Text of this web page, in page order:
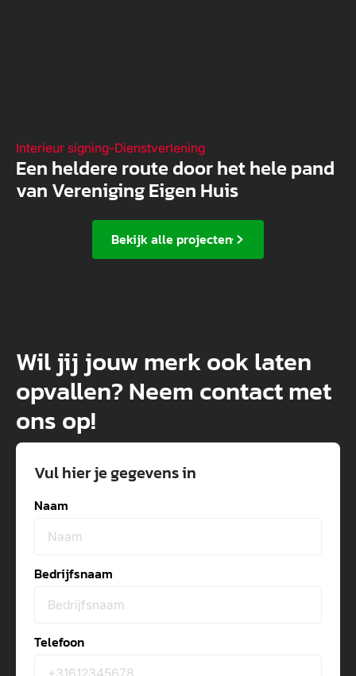
Interieur signing-Dienstverlening
Een heldere route door het hele pand
van Vereniging Eigen Huis
Bekijk alle projecten
Wil jij jouw merk ook laten
opvallen? Neem contact met
ons op!
Vul hier je gegevens in
Naam
Bedrijfsnaam
Telefoon